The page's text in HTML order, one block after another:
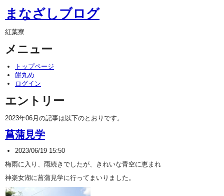
まなざしブログ
紅葉寮
メニュー
トップページ
餅丸め
ログイン
エントリー
2023年06月の記事は以下のとおりです。
菖蒲見学
2023/06/19 15:50
梅雨に入り、雨続きでしたが、きれいな青空に恵まれ
神楽女湖に菖蒲見学に行ってまいりました。